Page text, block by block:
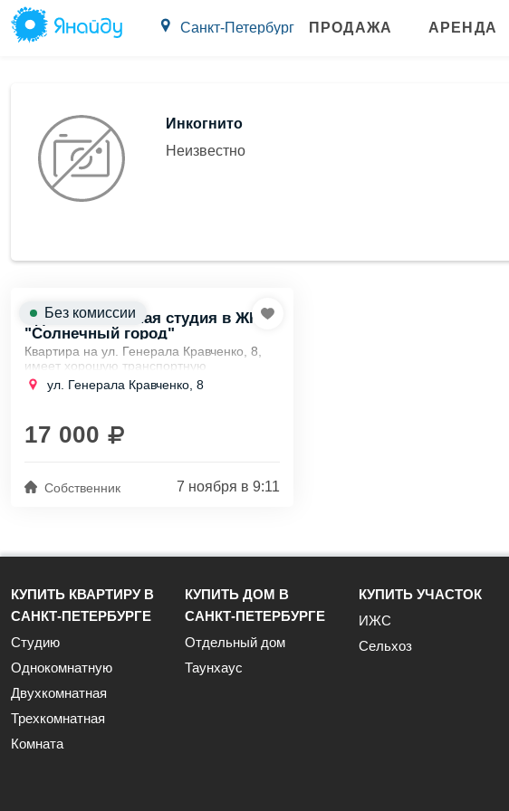
Санкт-Петербург ПРОДАЖА АРЕНДА
Инкогнито
Неизвестно
Сдается отличная студия в ЖК
"Солнечный город"
Квартира на ул. Генерала Кравченко, 8,
имеет хорошую транспортную
доступность. 🚇 Ближайшая станция
ул. Генерала Кравченко, 8
17 000
Собственник 7 ноября в 9:11
Без комиссии
КУПИТЬ КВАРТИРУ В
САНКТ-ПЕТЕРБУРГЕ
Студию
Однокомнатную
Двухкомнатная
Трехкомнатная
Комната
КУПИТЬ ДОМ В
САНКТ-ПЕТЕРБУРГЕ
Отдельный дом
Таунхаус
КУПИТЬ УЧАСТОК
ИЖС
Сельхоз